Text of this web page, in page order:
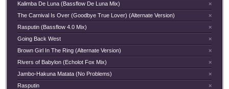
×
Kalimba De Luna (Bassflow De Luna Mix)
×
The Carnival Is Over (Goodbye True Lover) (Alternate Version)
×
Rasputin (Bassflow 4.0 Mix)
×
Going Back West
×
Brown Girl In The Ring (Alternate Version)
×
Rivers of Babylon (Echolot Fox Mix)
×
Jambo-Hakuna Matata (No Problems)
×
Rasputin